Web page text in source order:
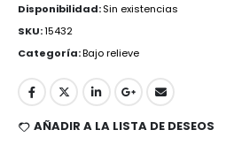
Disponibilidad:Sin existencias
SKU:15432
Categoría:Bajo relieve
AÑADIR A LA LISTA DE DESEOS